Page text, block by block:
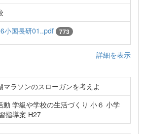
小国長研01..pdf 773
詳細を表示
マラソンのスローガンを考えよ
動 学級や学校の生活づくり 小６ 小学
指導案 H27